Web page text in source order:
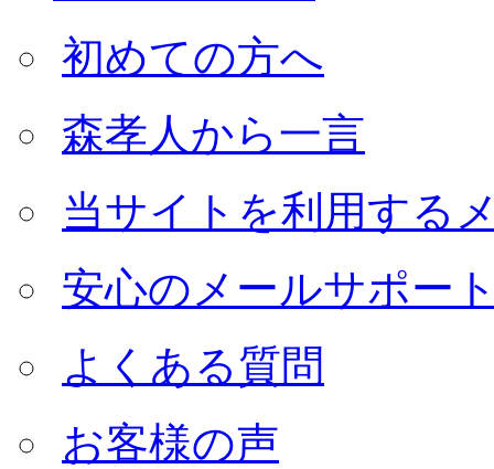
初めての方へ
森孝人から一言
当サイトを利用する
安心のメールサポー
よくある質問
お客様の声